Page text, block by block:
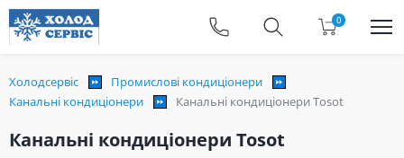
0
Холодсервіс
Промислові кондиціонери
Канальні кондиціонери
Канальні кондиціонери Tosot
Канальні кондиціонери Tosot